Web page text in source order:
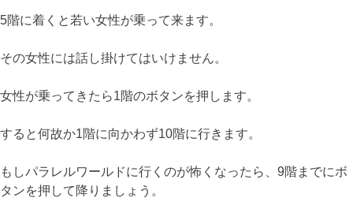
5階に着くと若い女性が乗って来ます。
その女性には話し掛けてはいけません。
女性が乗ってきたら1階のボタンを押します。
すると何故か1階に向かわず10階に行きます。
もしパラレルワールドに行くのが怖くなったら、9階までにボ
タンを押して降りましょう。